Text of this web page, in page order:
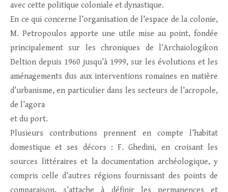
avec cette politique coloniale et dynastique.
En ce qui concerne l’organisation de l’espace de la colonie,
M. Petropoulos apporte une utile mise au point, fondée
principalement sur les chroniques de l’Archaiologikon
Deltion depuis 1960 jusqu’à 1999, sur les évolutions et les
aménagements dus aux interventions romaines en matière
d’urbanisme, en particulier dans les secteurs de l’acropole,
de l’agora
et du port.
Plusieurs contributions prennent en compte l’habitat
domestique et ses décors : F. Ghedini, en croisant les
sources littéraires et la documentation archéologique, y
compris celle d’autres régions fournissant des points de